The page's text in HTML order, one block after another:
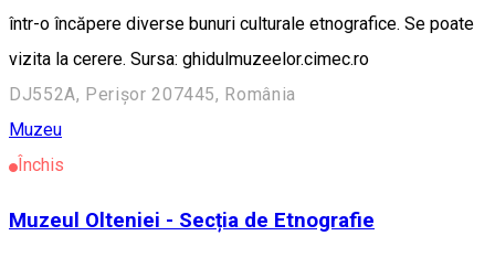
într-o încăpere diverse bunuri culturale etnografice. Se poate
vizita la cerere. Sursa: ghidulmuzeelor.cimec.ro
DJ552A, Perișor 207445, România
Muzeu
Închis
Muzeul Olteniei - Secția de Etnografie